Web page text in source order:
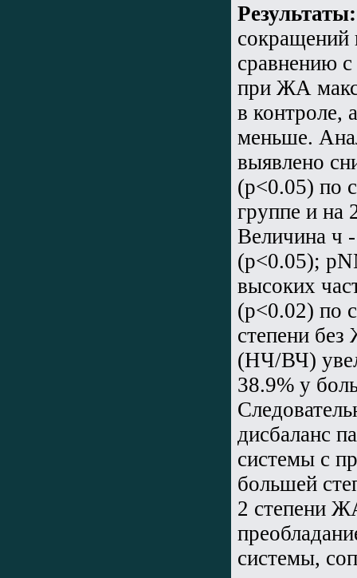
Результаты:
сокращений
сравнению
при ЖА
в контроле,
меньше.
выявлено
(р<0.05) по
группе и на
Величина ч
(р<0.05);
высоких
(р<0.02) по
степени
(НЧ/ВЧ)
38.9% у
дисбаланс
системы с
большей
2 степени
системы,